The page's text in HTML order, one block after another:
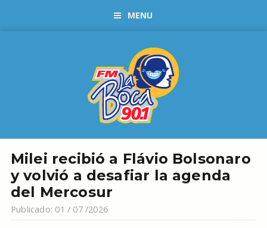
MENU
Milei recibió a Flávio Bolsonaro
y volvió a desafiar la agenda
del Mercosur
Publicado: 01 / 07 /2026